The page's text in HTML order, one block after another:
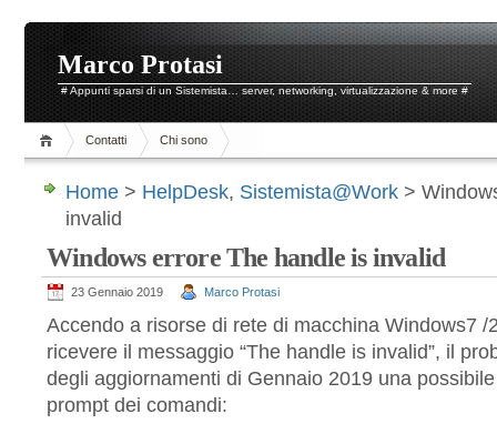
Marco Protasi
# Appunti sparsi di un Sistemista… server, networking, virtualizzazione & more #
Contatti Chi sono
Home > HelpDesk, Sistemista@Work >
invalid
Windows errore The handle is invalid
23 Gennaio 2019 Marco Protasi
Accendo a risorse di rete di macchina Windows7 /
ricevere il messaggio “The handle is invalid”, il
degli aggiornamenti di Gennaio 2019 una
prompt dei comandi: